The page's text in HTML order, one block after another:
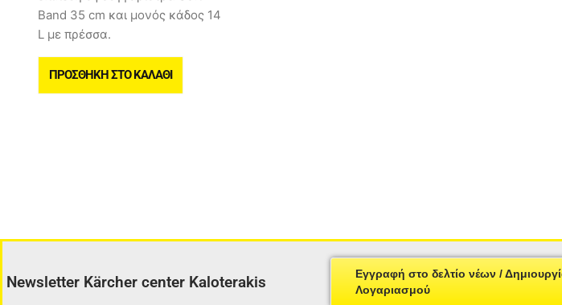
Band 35 cm και μονός κάδος 14
L με πρέσσα.
ΠΡΟΣΘΉΚΗ ΣΤΟ ΚΑΛΆΘΙ
Newsletter Kärcher center Kaloterakis
Εγγραφή στο δελτίο νέων /
Λογαριασμού